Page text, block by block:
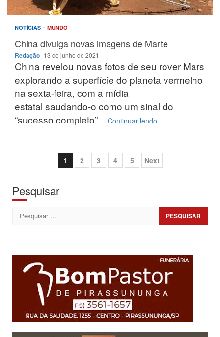
NOTÍCIAS MUNDO
China divulga novas imagens de Marte
Redação 13 de junho de 2021
China revelou novas fotos de seu rover Mars
explorando a superfície do planeta vermelho
na sexta-feira, com a mídia
estatal saudando-o como um sinal do
“sucesso completo”... Continuar lendo...
Paginação
posts
1 2 3 4 5 Next
Pesquisar
Pesquisar